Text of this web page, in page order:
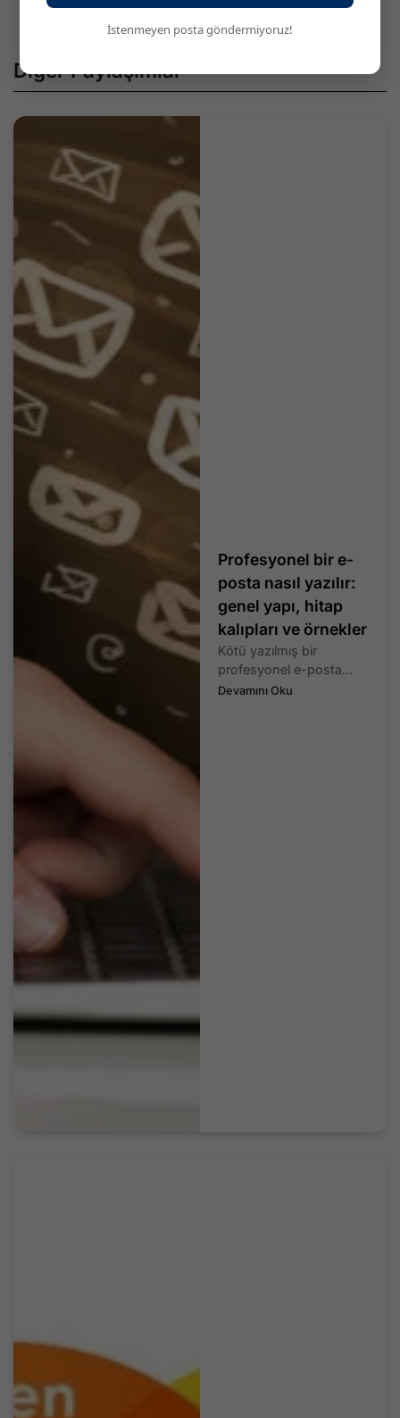
Mülakat
Diğer Paylaşımlar
Profesyonel bir e-
posta nasıl yazılır:
genel yapı, hitap
kalıpları ve örnekler
Kötü yazılmış bir
profesyonel e-posta...
Devamını Oku
İstenmeyen posta göndermiyoruz!